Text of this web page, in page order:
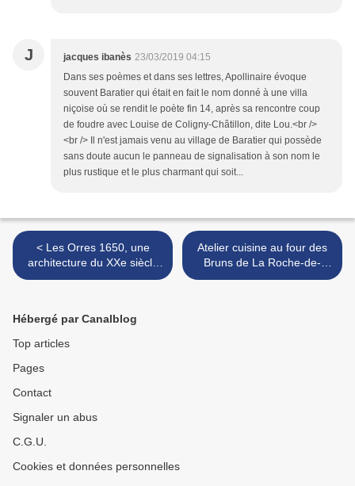
J jacques ibanès 23/03/2019 04:15
Dans ses poèmes et dans ses lettres, Apollinaire évoque
souvent Baratier qui était en fait le nom donné à une villa
niçoise où se rendit le poète fin 14, après sa rencontre coup
de foudre avec Louise de Coligny-Châtillon, dite Lou.<br />
<br /> Il n'est jamais venu au village de Baratier qui possède
sans doute aucun le panneau de signalisation à son nom le
plus rustique et le plus charmant qui soit...
< Les Orres 1650, une
architecture du XXe siècle
qui réconcilie la modernité
Atelier cuisine au four des
Bruns de La Roche-de-
Rame : les tourtes >
Hébergé par Canalblog
Top articles
Pages
Contact
Signaler un abus
C.G.U.
Cookies et données personnelles